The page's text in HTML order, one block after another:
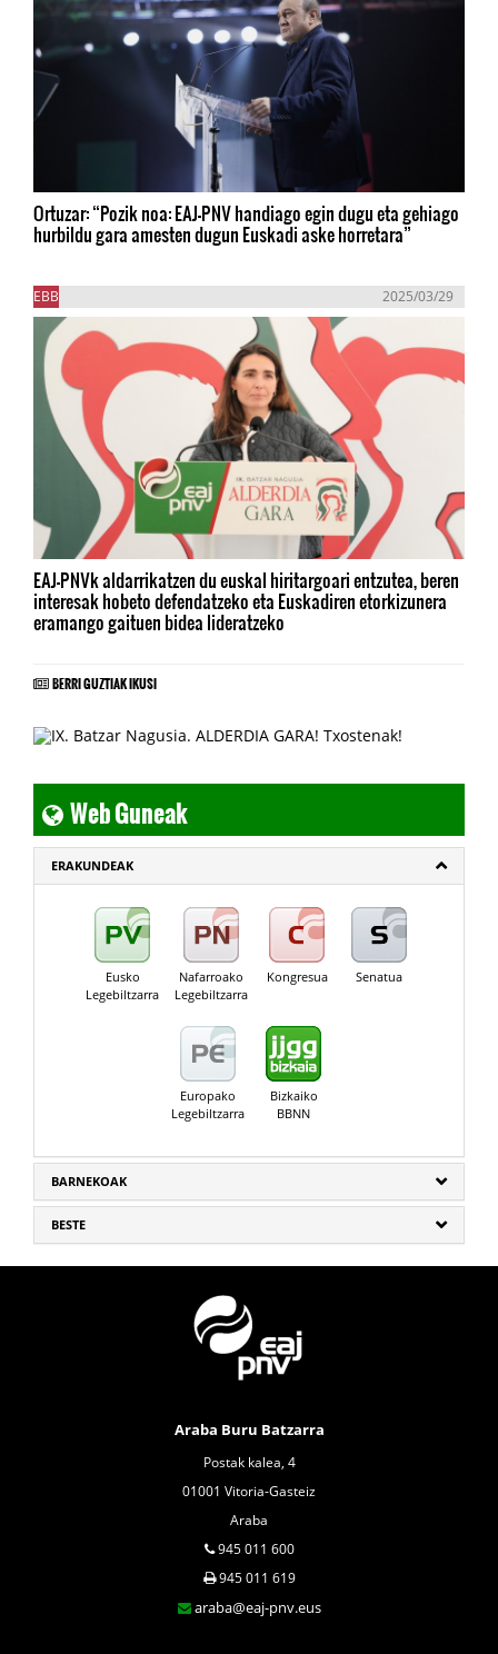
Ortuzar: “Pozik noa: EAJ-PNV handiago egin dugu eta gehiago
hurbildu gara amesten dugun Euskadi aske horretara”
EBB 2025/03/29
EAJ-PNVk aldarrikatzen du euskal hiritargoari entzutea, beren
interesak hobeto defendatzeko eta Euskadiren etorkizunera
eramango gaituen bidea lideratzeko
BERRI GUZTIAK IKUSI
Web Guneak
ERAKUNDEAK
Eusko
Legebiltzarra
Nafarroako
Legebiltzarra
Kongresua Senatua
Europako
Legebiltzarra
Bizkaiko
BBNN
BARNEKOAK
BESTE
Araba Buru Batzarra
Postak kalea, 4
01001 Vitoria-Gasteiz
Araba
945 011 600
945 011 619
araba@eaj-pnv.eus